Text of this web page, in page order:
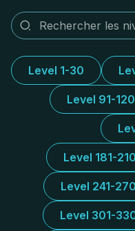
Level 1-30
Level 91-120
Level 181-210
Level 241-270
Level 301-